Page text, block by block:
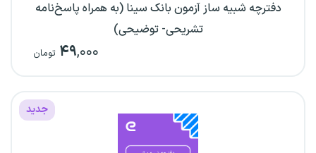
دفترچه شبیه ساز آزمون بانک سینا (به همراه پاسخ‌نامه
تشریحی- توضیحی)
۴۹,۰۰۰ تومان
جدید